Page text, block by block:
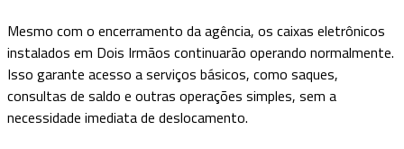
Mesmo com o encerramento da agência, os caixas eletrônicos
instalados em Dois Irmãos continuarão operando normalmente.
Isso garante acesso a serviços básicos, como saques,
consultas de saldo e outras operações simples, sem a
necessidade imediata de deslocamento.